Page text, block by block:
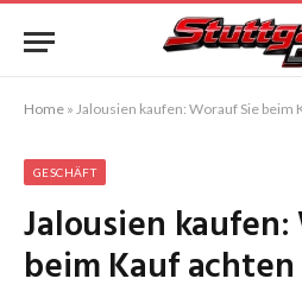
Home » Jalousien kaufen: Worauf Sie beim
GESCHÄFT
Jalousien
beim Kauf